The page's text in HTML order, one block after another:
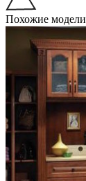
Похожие модели